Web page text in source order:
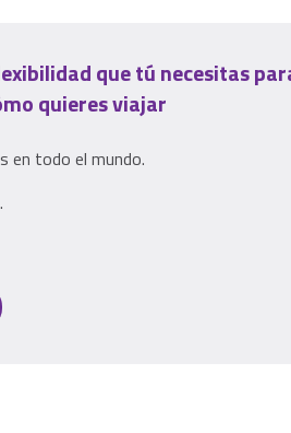
que tú necesitas
quieres viajar
en todo el mundo.